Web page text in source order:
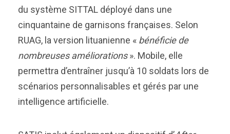
du système SITTAL déployé dans une
cinquantaine de garnisons françaises. Selon
RUAG, la version lituanienne « bénéficie de
nombreuses améliorations». Mobile, elle
permettra d’entraîner jusqu’à 10 soldats lors de
scénarios personnalisables et gérés par une
intelligence artificielle.